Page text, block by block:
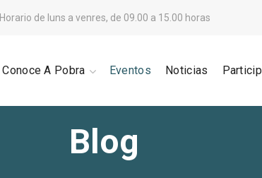
Horario de luns a venres, de 09.00 a 15.00 horas
Conoce A Pobra Eventos Noticias
Blog